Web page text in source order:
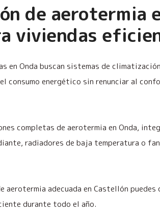
de aerotermia
viviendas
en Onda buscan sistemas de
consumo energético sin renunciar al
completas de aerotermia en Onda,
radiadores de baja temperatura o
aerotermia adecuada en Castellón
durante todo el año.